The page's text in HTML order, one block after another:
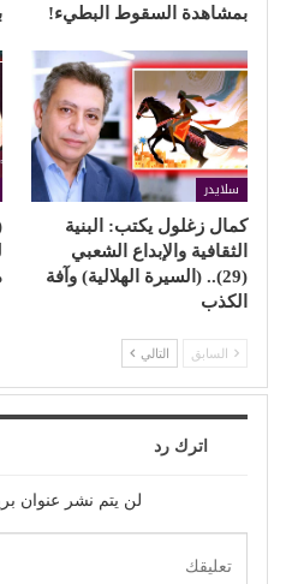
بمشاهدة السقوط البطيء!
سلايدر
كمال زغلول يكتب: البنية
الثقافية والإبداع الشعبي
(29).. (السيرة الهلالية) وآفة
الكذب
السابق التالي
اترك رد
لن يتم نشر عنوان